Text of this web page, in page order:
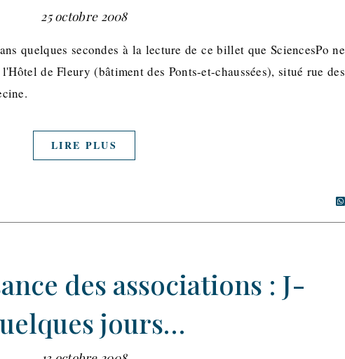
25 octobre 2008
quelques secondes à la lecture de ce billet que SciencesPo ne
de Fleury (bâtiment des Ponts-et-chaussées), situé rue des
LIRE PLUS
des associations : J-
jours…